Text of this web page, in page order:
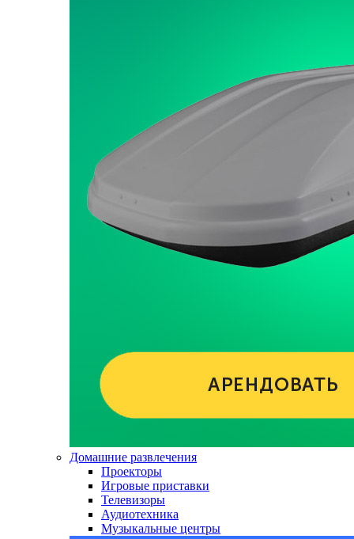
Домашние развлечения
Проекторы
Игровые приставки
Телевизоры
Аудиотехника
Музыкальные центры